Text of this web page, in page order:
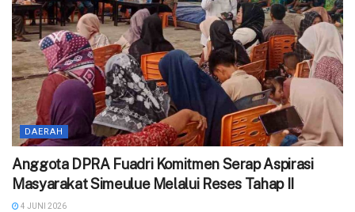
DAERAH
Anggota DPRA Fuadri Komitmen Serap Aspirasi
Masyarakat Simeulue Melalui Reses Tahap II
4 JUNI 2026